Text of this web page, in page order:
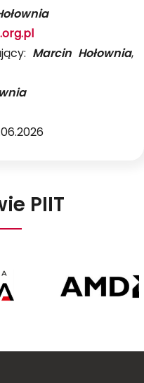
Marcin Hołownia,
PIIT
Poland